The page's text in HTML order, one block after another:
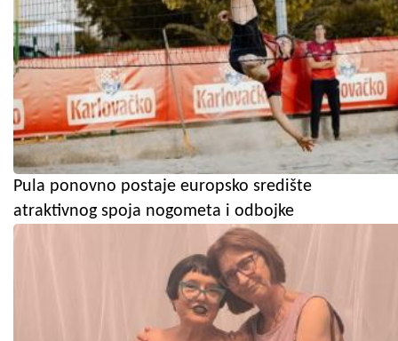
Pula ponovno postaje europsko središte
atraktivnog spoja nogometa i odbojke